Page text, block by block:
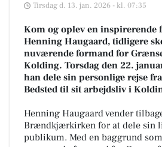
Tirsdag d. 13. jan. 2026 - kl. 07:35
Kom og oplev en
Henning Haugaard, tidligere
nuværende formand for
Kolding. Torsdag den 22.
han dele sin personlige rejse
Bedsted til sit arbejdsliv i
Henning Haugaard vender
Brændkjærkirken for at dele sin
publikum. Med en baggrund